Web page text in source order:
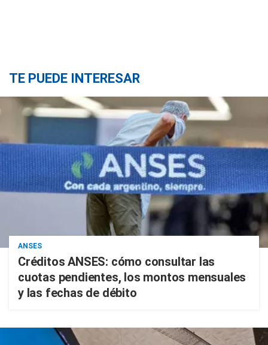
TE PUEDE INTERESAR
ANSES
Créditos ANSES: cómo consultar las
cuotas pendientes, los montos mensuales
y las fechas de débito